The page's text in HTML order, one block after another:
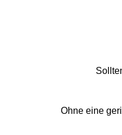
Ohne eine